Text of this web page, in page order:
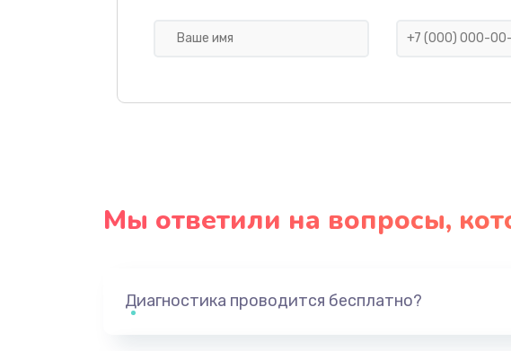
Мы ответили на вопросы,
Диагностика проводится бесплатно?